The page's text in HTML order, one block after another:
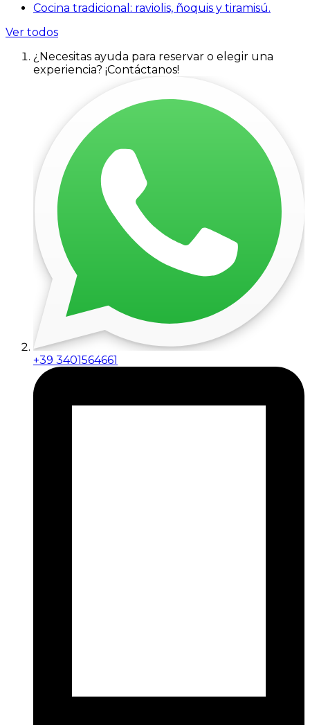
Cocina tradicional: raviolis, ñoquis y tiramisú.
Ver todos
¿Necesitas ayuda para reservar o elegir una
experiencia? ¡Contáctanos!
+39 3401564661